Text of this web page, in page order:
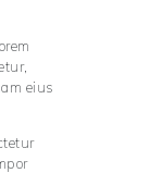
eius